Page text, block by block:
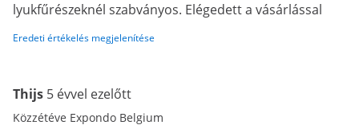
lyukfűrészeknél szabványos. Elégedett a vásárlással
Eredeti értékelés megjelenítése
Thijs 5 évvel ezelőtt
Közzétéve Expondo Belgium